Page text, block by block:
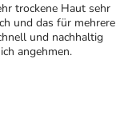
trockene Haut sehr
und das für mehrere
und nachhaltig
angehmen.